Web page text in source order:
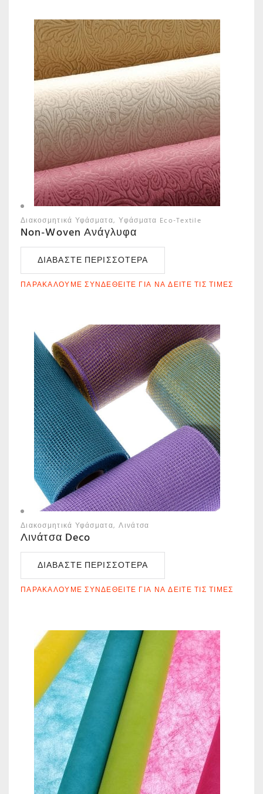
Διακοσμητικά Υφάσματα Υφάσματα Eco-Textile
Non-Woven Ανάγλυφα
ΔΙΑΒΆΣΤΕ ΠΕΡΙΣΣΌΤΕΡΑ
ΠΑΡΑΚΑΛΟΎΜΕ ΣΥΝΔΕΘΕΊΤΕ ΓΙΑ ΝΑ ΔΕΊΤΕ ΤΙΣ ΤΙΜΈΣ
Διακοσμητικά Υφάσματα Λινάτσα
Λινάτσα Deco
ΔΙΑΒΆΣΤΕ ΠΕΡΙΣΣΌΤΕΡΑ
ΠΑΡΑΚΑΛΟΎΜΕ ΣΥΝΔΕΘΕΊΤΕ ΓΙΑ ΝΑ ΔΕΊΤΕ ΤΙΣ ΤΙΜΈΣ